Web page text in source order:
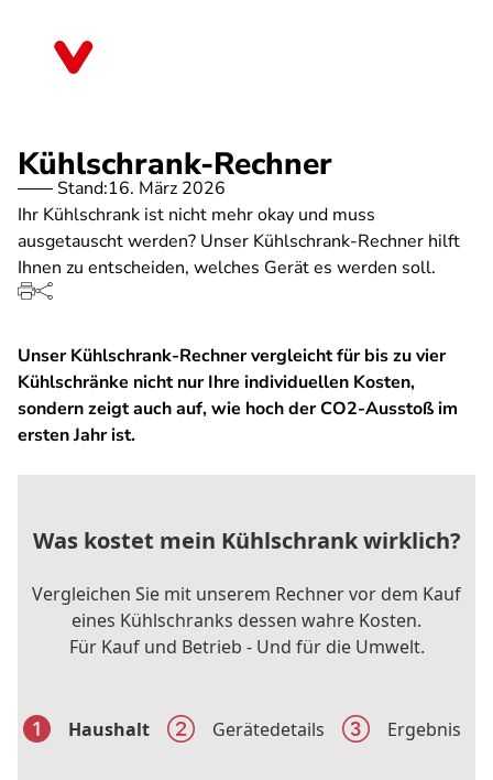
Kühlschrank-Rechner
Stand:16. März 2026
Ihr Kühlschrank ist nicht mehr okay und muss
ausgetauscht werden? Unser Kühlschrank-Rechner hilft
Ihnen zu entscheiden, welches Gerät es werden soll.
Unser Kühlschrank-Rechner vergleicht für bis zu vier
Kühlschränke nicht nur Ihre individuellen Kosten,
sondern zeigt auch auf, wie hoch der CO2-Ausstoß im
ersten Jahr ist.